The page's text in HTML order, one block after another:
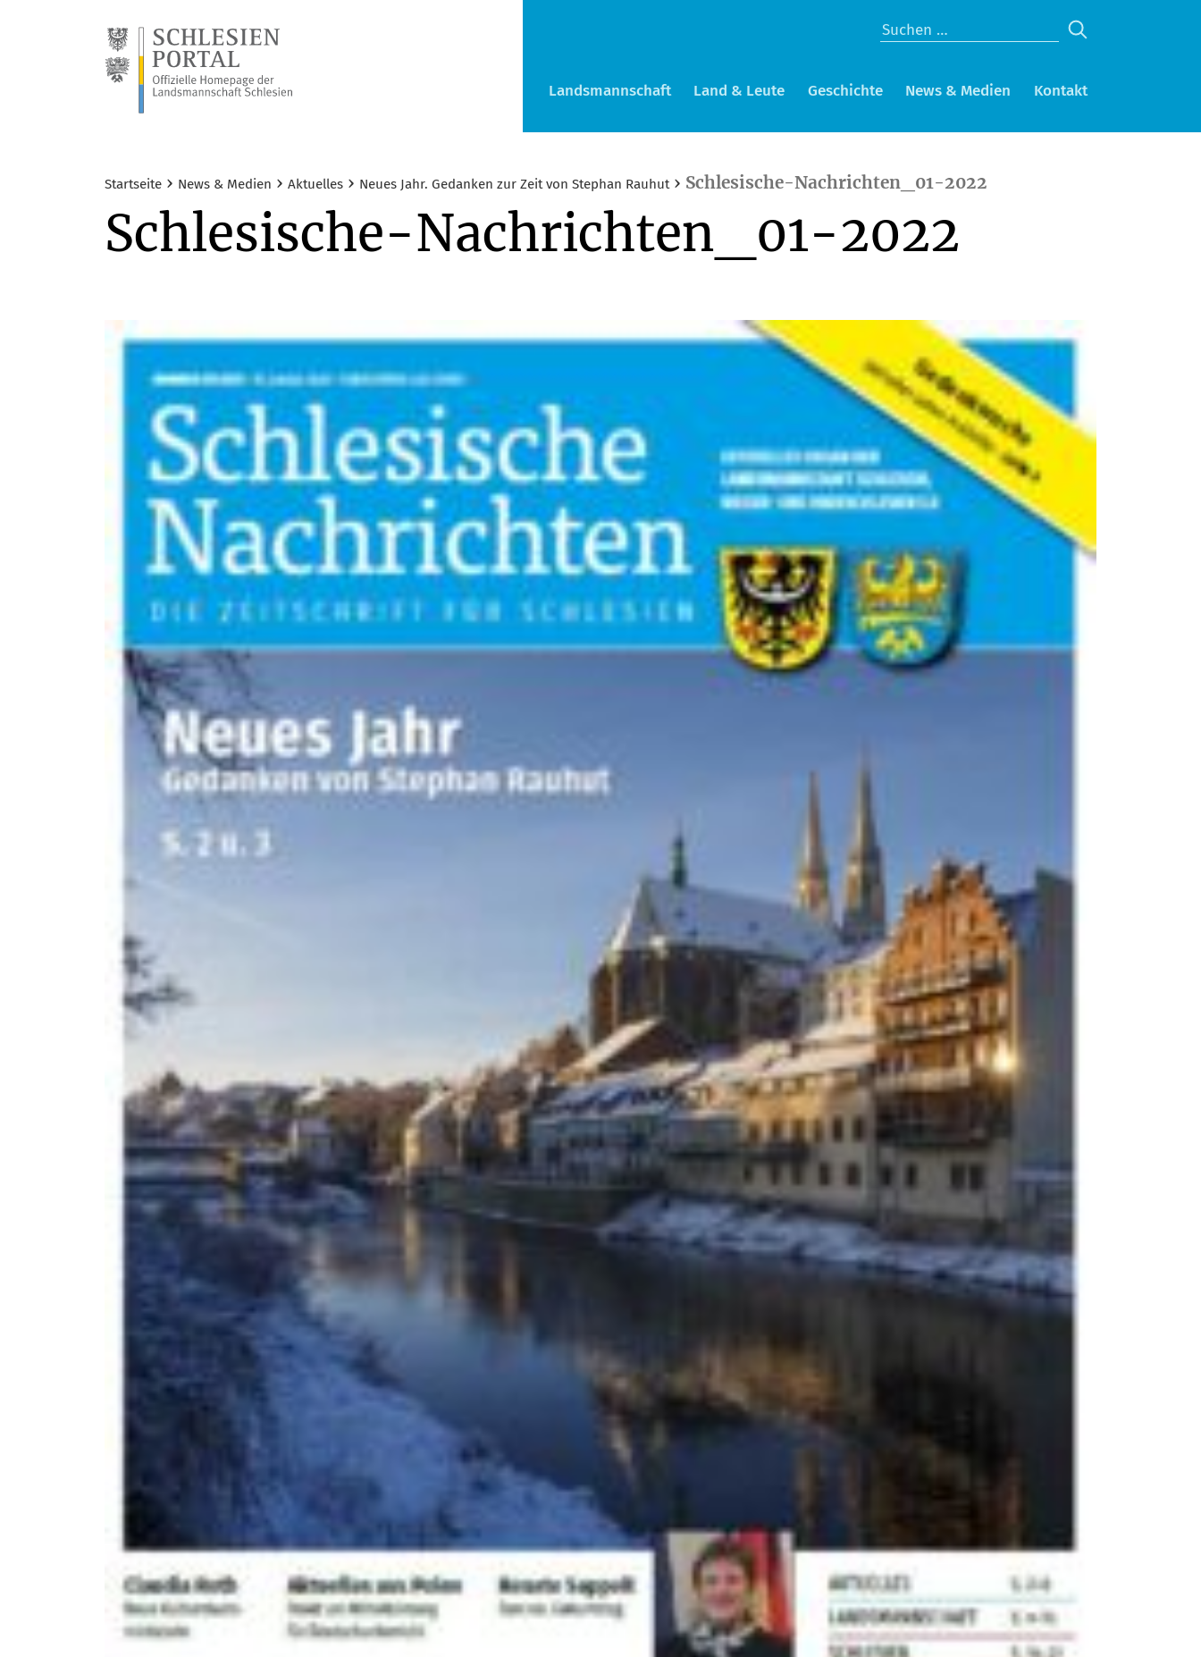
Landsmannschaft Land & Leute Geschichte News & Medien Kontakt
Startseite › News & Medien › Aktuelles › Neues Jahr. Gedanken zur Zeit von Stephan Rauhut› Schlesische-Nachrichten_01-2022
Schlesische-Nachrichten_01-2022